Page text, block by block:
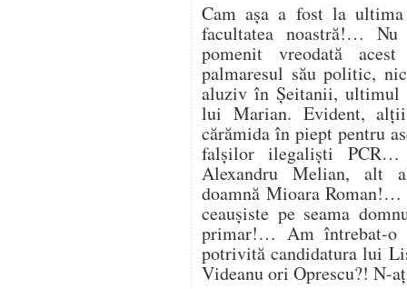
Cam așa a fost la
facultatea noastră!…
pomenit vreodată
palmaresul său politic,
aluziv în Șeitanii, ultimul
lui Marian. Evident,
cărămida în piept pentru
falșilor ilegaliști
Alexandru Melian, alt
doamnă Mioara
ceaușiste pe seama
primar!… Am întrebat-o
potrivită candidatura lui
Videanu ori Oprescu?! N-